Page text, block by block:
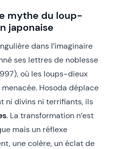
mythe du loup-
japonaise
dans l’imaginaire
ses lettres de noblesse
où les loups-dieux
Hosoda déplace
ni divins ni terrifiants, ils
. La transformation n’est
mais un réflexe
une colère, un éclat de